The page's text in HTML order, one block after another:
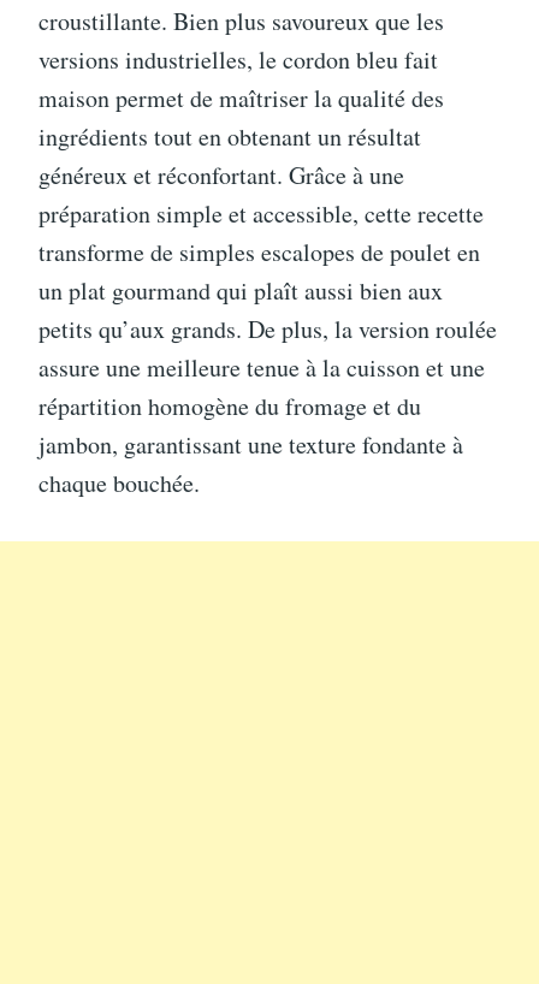
croustillante. Bien plus savoureux que les
versions industrielles, le cordon bleu fait
maison permet de maîtriser la qualité des
ingrédients tout en obtenant un résultat
généreux et réconfortant. Grâce à une
préparation simple et accessible, cette recette
transforme de simples escalopes de poulet en
un plat gourmand qui plaît aussi bien aux
petits qu’aux grands. De plus, la version roulée
assure une meilleure tenue à la cuisson et une
répartition homogène du fromage et du
jambon, garantissant une texture fondante à
chaque bouchée.